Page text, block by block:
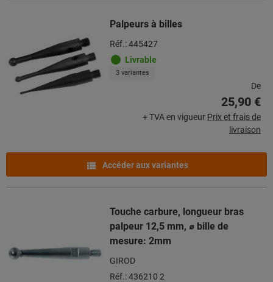
Palpeurs à billes
Réf.: 445427
Livrable
3 variantes
De
25,90 €
+ TVA en vigueur Prix et frais de
livraison
Accéder aux variantes
Touche carbure, longueur bras
palpeur 12,5 mm, ⌀ bille de
mesure: 2mm
GIROD
Réf.: 436210 2